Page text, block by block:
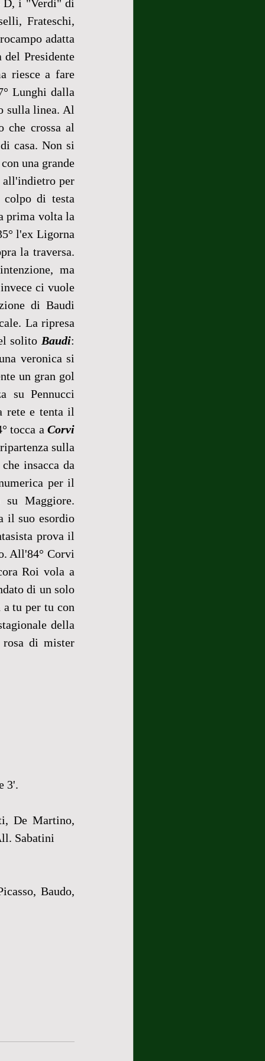
D, i "Verdi" di
Frateschi,
adatta
Presidente
riesce a fare
Lunghi dalla
sulla linea. Al
che crossa al
casa. Non si
una grande
all'indietro per
di testa
prima volta la
l'ex Ligorna
la traversa.
ma
ci vuole
di Baudi
La ripresa
solito Baudi:
veronica si
un gran gol
su Pennucci
rete e tenta il
tocca a Corvi
sulla
insacca da
per il
Maggiore.
il suo esordio
prova il
All'84° Corvi
Roi vola a
di un solo
tu per tu con
della
di mister
3'.
De Martino,
Sabatini
Baudo,